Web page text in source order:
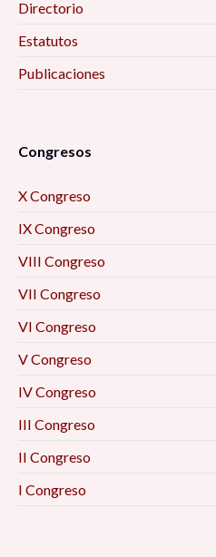
Directorio
Estatutos
Publicaciones
Congresos
X Congreso
IX Congreso
VIII Congreso
VII Congreso
VI Congreso
V Congreso
IV Congreso
III Congreso
II Congreso
I Congreso